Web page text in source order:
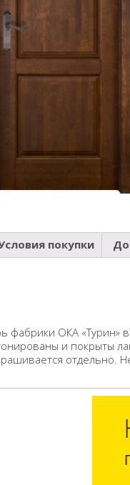
покупки
фабрики ОКА «Турин»
и покрыты
отдельно.